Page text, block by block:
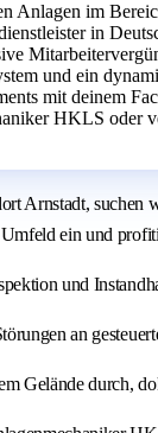
Anlagen im
in
und ein
mit deinem
HKLS oder
Arnstadt,
ein und
und
an
durch,